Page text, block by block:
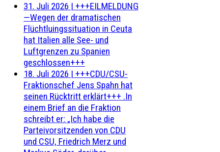
31. Juli 2026 | +++EILMELDUNG
—Wegen der dramatischen
Flüchtluingssituation in Ceuta
hat Italien alle See- und
Luftgrenzen zu Spanien
geschlossen+++
18. Juli 2026 | +++CDU/CSU-
Fraktionschef Jens Spahn hat
seinen Rücktritt erklärt+++ .In
einem Brief an die Fraktion
schreibt er: „Ich habe die
Parteivorsitzenden von CDU
und CSU, Friedrich Merz und